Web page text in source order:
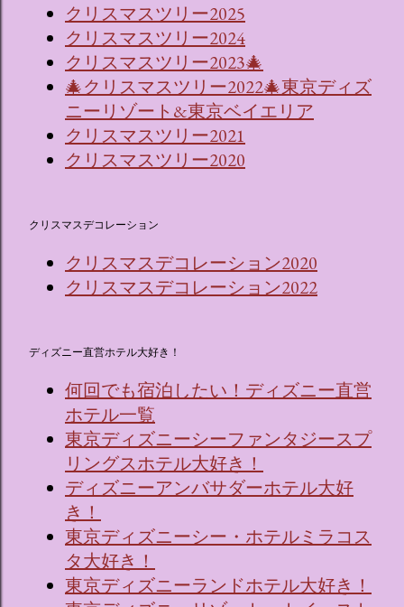
クリスマスツリー2025
クリスマスツリー2024
クリスマスツリー2023🎄
🎄クリスマスツリー2022🎄東京ディズ
ニーリゾート&東京ベイエリア
クリスマスツリー2021
クリスマスツリー2020
クリスマスデコレーション
クリスマスデコレーション2020
クリスマスデコレーション2022
ディズニー直営ホテル大好き！
何回でも宿泊したい！ディズニー直営
ホテル一覧
東京ディズニーシーファンタジースプ
リングスホテル大好き！
ディズニーアンバサダーホテル大好
き！
東京ディズニーシー・ホテルミラコス
タ大好き！
東京ディズニーランドホテル大好き！